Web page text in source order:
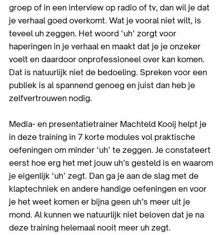
groep of in een interview op radio of tv, dan wil je dat
je verhaal goed overkomt. Wat je vooral niet wilt, is
teveel uh zeggen. Het woord ‘uh’ zorgt voor
haperingen in je verhaal en maakt dat je je onzeker
voelt en daardoor onprofessioneel over kan komen.
Dat is natuurlijk niet de bedoeling. Spreken voor een
publiek is al spannend genoeg en juist dan heb je
zelfvertrouwen nodig.
Media- en presentatietrainer Machteld Kooij helpt je
in deze training in 7 korte modules vol praktische
oefeningen om minder ‘uh’ te zeggen. Je constateert
eerst hoe erg het met jouw uh’s gesteld is en waarom
je eigenlijk ‘uh’ zegt. Dan ga je aan de slag met de
klaptechniek en andere handige oefeningen en voor
je het weet komen er bijna geen uh’s meer uit je
mond. Al kunnen we natuurlijk niet beloven dat je na
deze training helemaal nooit meer uh zegt.